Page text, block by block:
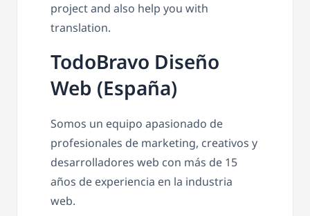
project and also help you with
translation.
TodoBravo Diseño
Web (España)
Somos un equipo apasionado de
profesionales de marketing, creativos y
desarrolladores web con más de 15
años de experiencia en la industria
web.